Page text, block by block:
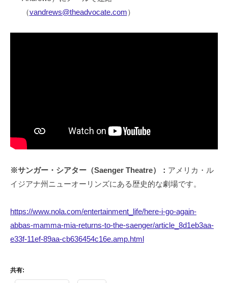
（vandrews@theadvocate.com）
※サンガー・シアター（Saenger Theatre）： アメリカ・ル
イジアナ州ニューオーリンズにある歴史的な劇場です。
https://www.nola.com/entertainment_life/here-i-go-again-
abbas-mamma-mia-returns-to-the-saenger/article_8d1eb3aa-
e33f-11ef-89aa-cb636454c16e.amp.html
共有: